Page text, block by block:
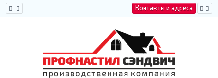
Контакты и адреса